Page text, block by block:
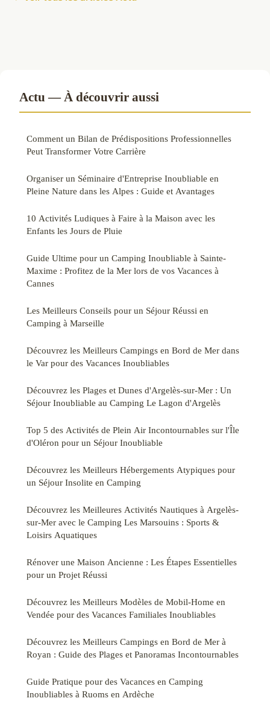
Actu — À découvrir aussi
Comment un Bilan de Prédispositions Professionnelles
Peut Transformer Votre Carrière
Organiser un Séminaire d'Entreprise Inoubliable en
Pleine Nature dans les Alpes : Guide et Avantages
10 Activités Ludiques à Faire à la Maison avec les
Enfants les Jours de Pluie
Guide Ultime pour un Camping Inoubliable à Sainte-
Maxime : Profitez de la Mer lors de vos Vacances à
Cannes
Les Meilleurs Conseils pour un Séjour Réussi en
Camping à Marseille
Découvrez les Meilleurs Campings en Bord de Mer dans
le Var pour des Vacances Inoubliables
Découvrez les Plages et Dunes d'Argelès-sur-Mer : Un
Séjour Inoubliable au Camping Le Lagon d'Argelès
Top 5 des Activités de Plein Air Incontournables sur l'Île
d'Oléron pour un Séjour Inoubliable
Découvrez les Meilleurs Hébergements Atypiques pour
un Séjour Insolite en Camping
Découvrez les Meilleures Activités Nautiques à Argelès-
sur-Mer avec le Camping Les Marsouins : Sports &
Loisirs Aquatiques
Rénover une Maison Ancienne : Les Étapes Essentielles
pour un Projet Réussi
Découvrez les Meilleurs Modèles de Mobil-Home en
Vendée pour des Vacances Familiales Inoubliables
Découvrez les Meilleurs Campings en Bord de Mer à
Royan : Guide des Plages et Panoramas Incontournables
Guide Pratique pour des Vacances en Camping
Inoubliables à Ruoms en Ardèche